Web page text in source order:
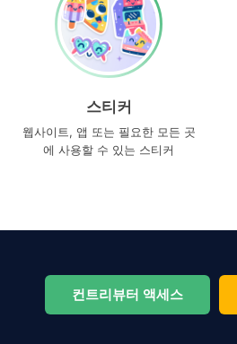
스티커
웹사이트, 앱 또는 필요한 모든 곳
에 사용할 수 있는 스티커
컨트리뷰터 액세스